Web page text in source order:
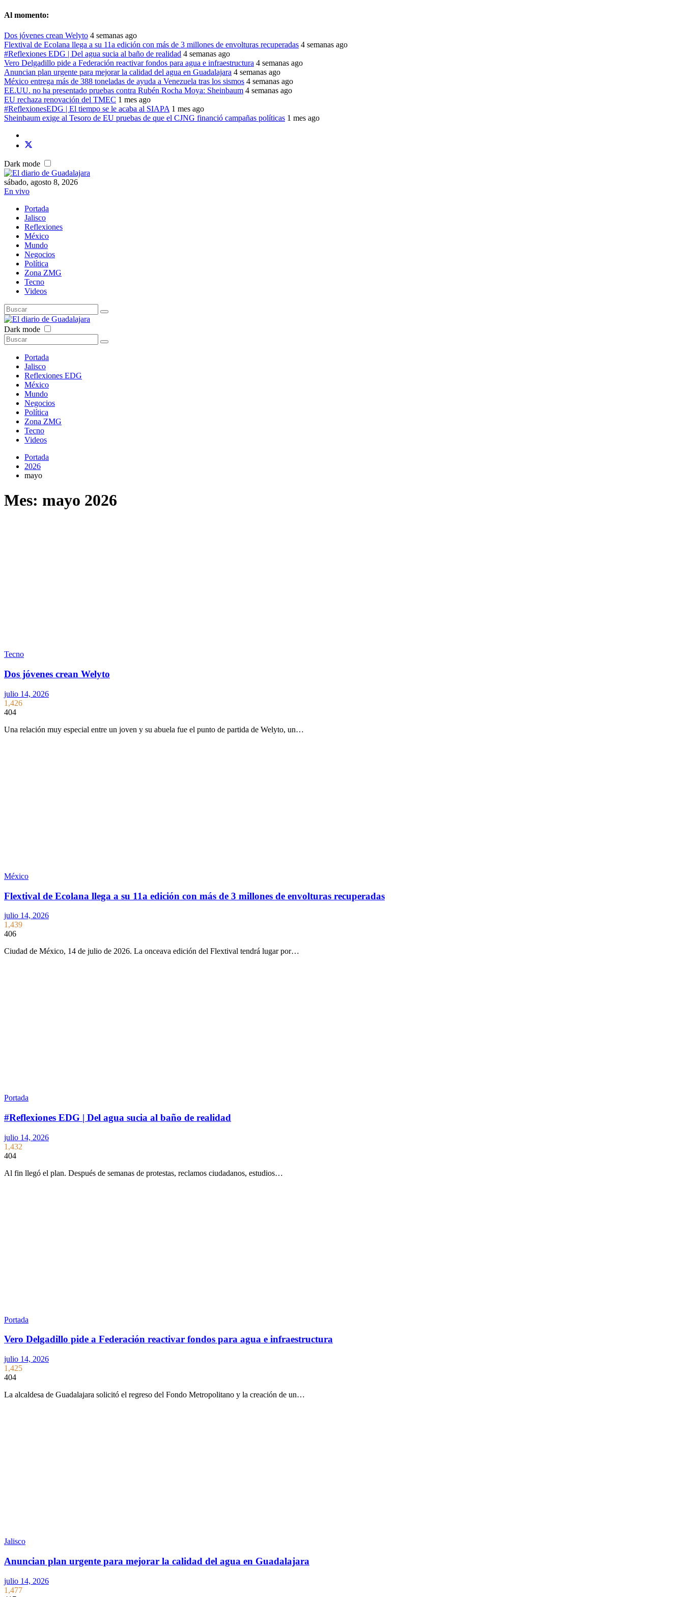
Al momento:
Dos jóvenes crean Welyto 4 semanas ago
Flextival de Ecolana llega a su 11a edición con más de 3 millones de envolturas recuperadas 4 semanas ago
#Reflexiones EDG | Del agua sucia al baño de realidad 4 semanas ago
Vero Delgadillo pide a Federación reactivar fondos para agua e infraestructura 4 semanas ago
Anuncian plan urgente para mejorar la calidad del agua en Guadalajara 4 semanas ago
México entrega más de 388 toneladas de ayuda a Venezuela tras los sismos 4 semanas ago
EE.UU. no ha presentado pruebas contra Rubén Rocha Moya: Sheinbaum 4 semanas ago
EU rechaza renovación del TMEC 1 mes ago
#ReflexionesEDG | El tiempo se le acaba al SIAPA 1 mes ago
Sheinbaum exige al Tesoro de EU pruebas de que el CJNG financió campañas políticas 1 mes ago
Dark mode
sábado, agosto 8, 2026
En vivo
Portada
Jalisco
Reflexiones
México
Mundo
Negocios
Política
Zona ZMG
Tecno
Videos
Dark mode
Portada
Jalisco
Reflexiones EDG
México
Mundo
Negocios
Política
Zona ZMG
Tecno
Videos
Portada
2026
mayo
Mes: mayo 2026
Tecno
Dos jóvenes crean Welyto
julio 14, 2026
1,426
404
Una relación muy especial entre un joven y su abuela fue el punto de partida de Welyto, un…
México
Flextival de Ecolana llega a su 11a edición con más de 3 millones de envolturas recuperadas
julio 14, 2026
1,439
406
Ciudad de México, 14 de julio de 2026. La onceava edición del Flextival tendrá lugar por…
Portada
#Reflexiones EDG | Del agua sucia al baño de realidad
julio 14, 2026
1,432
404
Al fin llegó el plan. Después de semanas de protestas, reclamos ciudadanos, estudios…
Portada
Vero Delgadillo pide a Federación reactivar fondos para agua e infraestructura
julio 14, 2026
1,425
404
La alcaldesa de Guadalajara solicitó el regreso del Fondo Metropolitano y la creación de un…
Jalisco
Anuncian plan urgente para mejorar la calidad del agua en Guadalajara
julio 14, 2026
1,477